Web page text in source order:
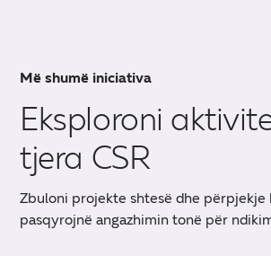
Më shumë iniciativa
Eksploroni
tjera CSR
Zbuloni projekte shtesë dhe përpjekje
pasqyrojnë angazhimin tonë për